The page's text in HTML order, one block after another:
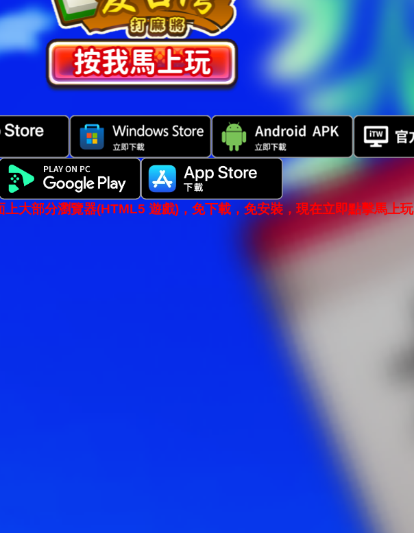
大部分瀏覽器(HTML5 遊戲)，免下載，免安裝，現在立即點擊馬上